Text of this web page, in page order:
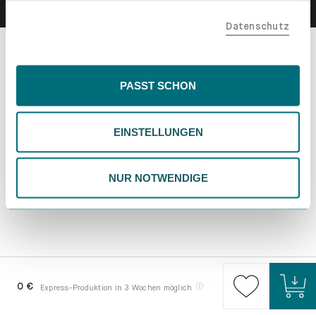
der EU, beispielsweise in den USA, verarbeitet werden
Inhalte eingeschränkt sein könnten. Wähle
deiner Präferenzen. Du kannst deine Wahl jederzeit
ändern. Weitere Informationen findest du in unserer
Datenschutzrichtlinie.
Datenschutz
PASST SCHON
EINSTELLUNGEN
NUR NOTWENDIGE
0 € Express-Produktion in 3 Wochen möglich